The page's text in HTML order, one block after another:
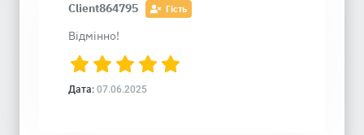
Client864795 Гість
Відмінно!
Дата: 07.06.2025